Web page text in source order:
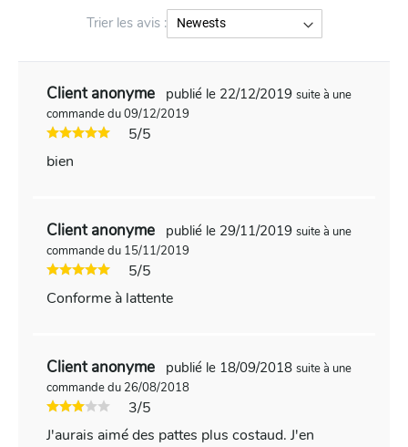
Trier les avis :
Client anonyme publié le 22/12/2019 suite à une
commande du 09/12/2019
5/5
bien
Client anonyme publié le 29/11/2019 suite à une
commande du 15/11/2019
5/5
Conforme à lattente
Client anonyme publié le 18/09/2018 suite à une
commande du 26/08/2018
3/5
J'aurais aimé des pattes plus costaud. J'en